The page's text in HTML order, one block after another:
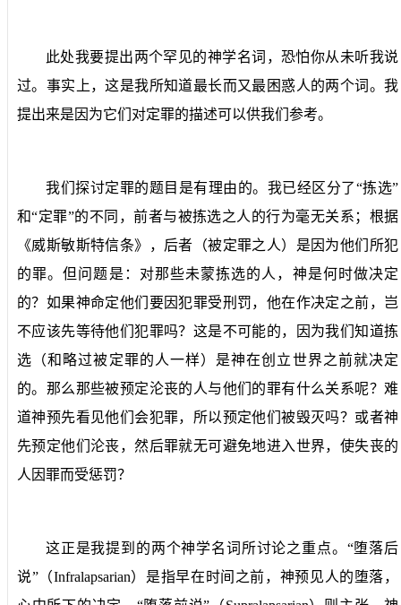
此处我要提出两个罕见的神学名词，恐怕你从未听我说
过。事实上，这是我所知道最长而又最困惑人的两个词。我
提出来是因为它们对定罪的描述可以供我们参考。
我们探讨定罪的题目是有理由的。我已经区分了“拣选”
和“定罪”的不同，前者与被拣选之人的行为毫无关系；根据
《威斯敏斯特信条》，后者（被定罪之人）是因为他们所犯
的罪。但问题是：对那些未蒙拣选的人，神是何时做决定
的？如果神命定他们要因犯罪受刑罚，他在作决定之前，岂
不应该先等待他们犯罪吗？这是不可能的，因为我们知道拣
选（和略过被定罪的人一样）是神在创立世界之前就决定
的。那么那些被预定沦丧的人与他们的罪有什么关系呢？难
道神预先看见他们会犯罪，所以预定他们被毁灭吗？或者神
先预定他们沦丧，然后罪就无可避免地进入世界，使失丧的
人因罪而受惩罚？
这正是我提到的两个神学名词所讨论之重点。“堕落后
说”（Infralapsarian）是指早在时间之前，神预见人的堕落，